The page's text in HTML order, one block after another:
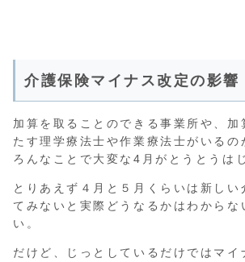
介護保険マイナス改定の影響
加算を取ることのできる事業所や、加
たす理学療法士や作業療法士がいるの
ろんなことで大変な4月がとうとうは
とりあえず４月と５月くらいは新しい
てみないと実際どうなるかはわからな
い。
だけど、じっとしているだけではマイ